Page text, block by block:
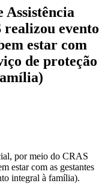
realizou evento
estar com
de proteção
por meio do CRAS
estar com as gestantes
integral à família).